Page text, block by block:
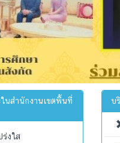
นสำนักงานเขตพื้นที่
ร่งใส
บ